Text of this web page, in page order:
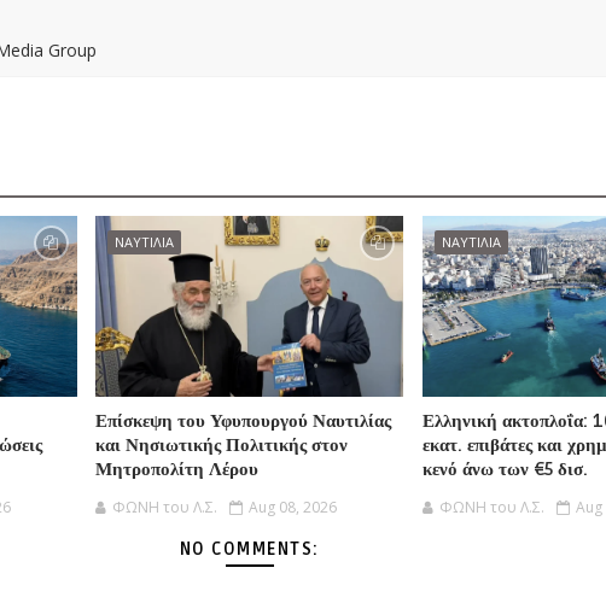
Group
ΝΑΥΤΙΛΙΑ
Επίσκεψη του Υφυπουργού Ναυτιλίας
και Νησιωτικής Πολιτικής στον
Μητροπολίτη Λέρου
ΦΩΝΗ του Λ.Σ. Aug 08, 2026
ΝΑΥΤΙΛΙΑ
Ελληνική ακτοπλοΐα:
εκατ. επιβάτες και
κενό άνω των €5 δισ.
ΦΩΝΗ του Λ.Σ. Aug
NO COMMENTS: